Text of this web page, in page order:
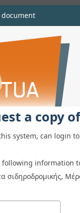
document
a copy
system, can login
following information
σιδηροδρομικής,